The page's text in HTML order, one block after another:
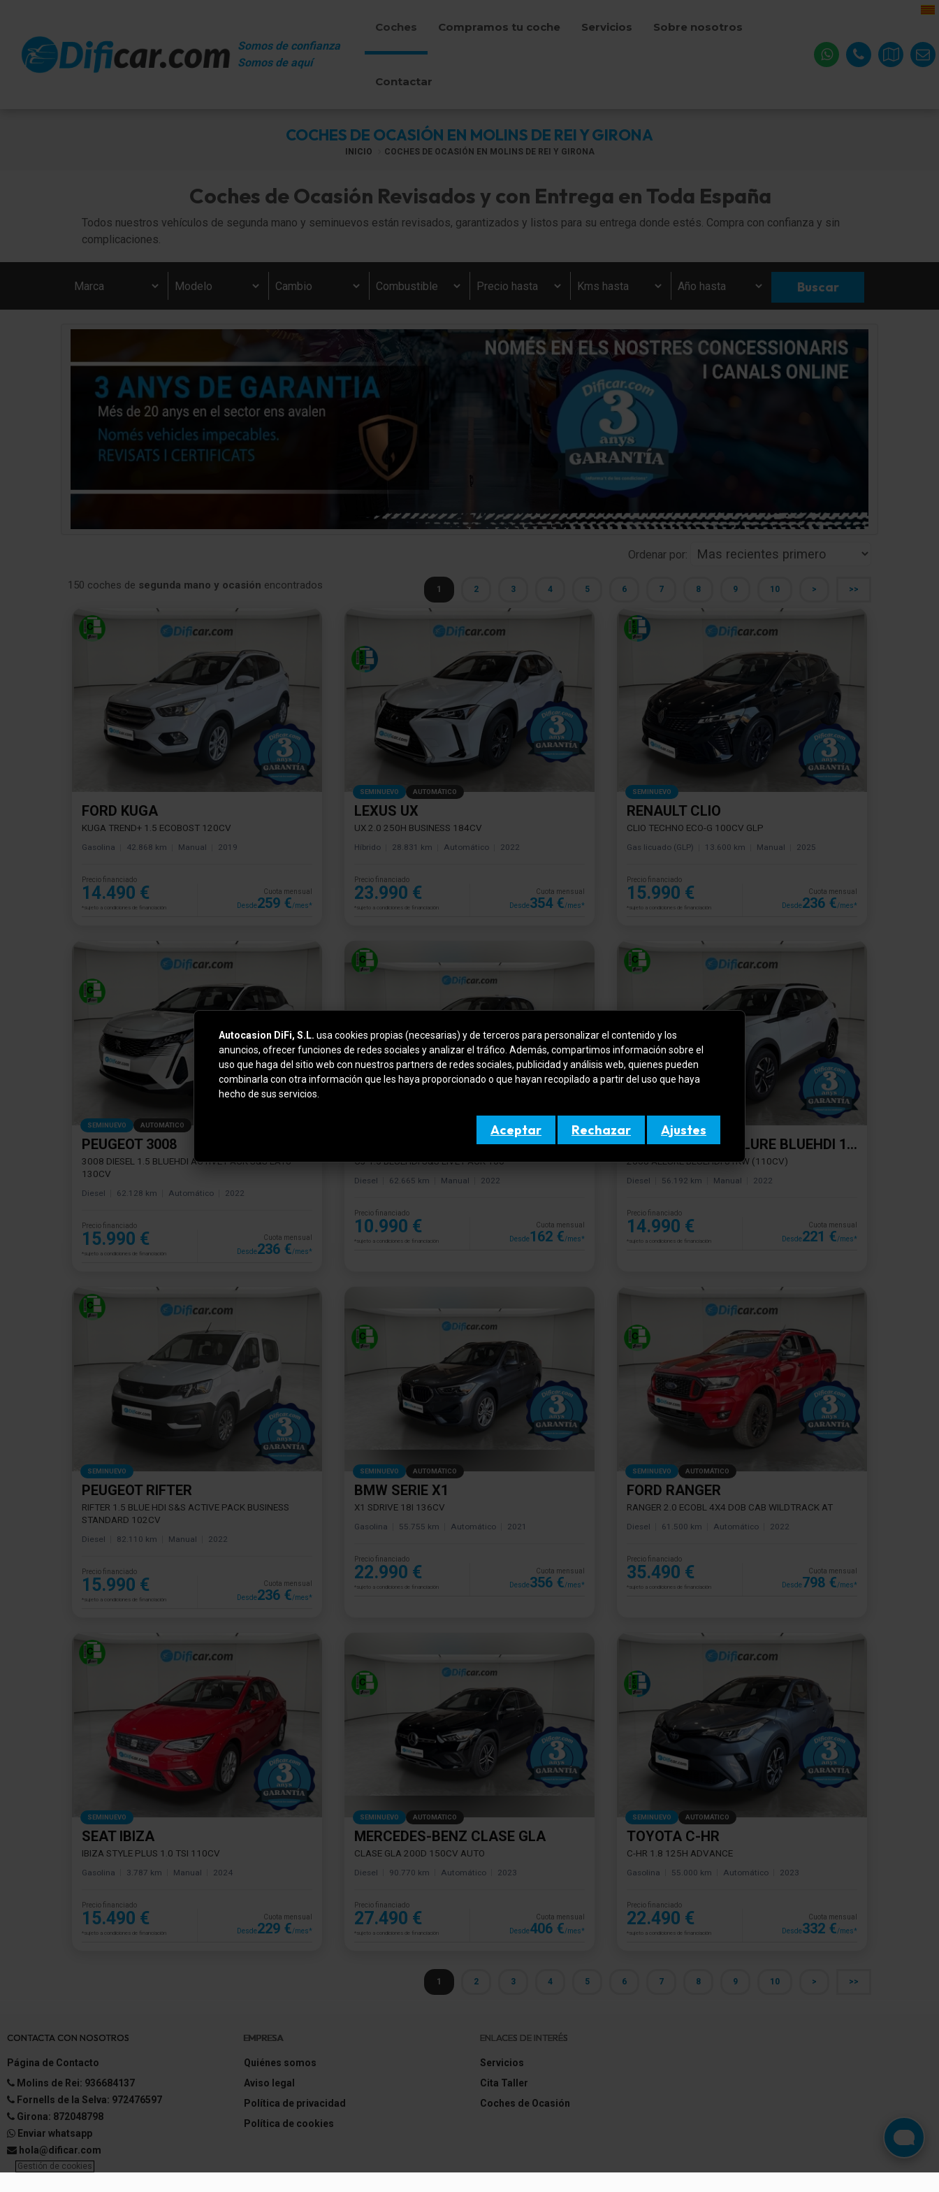
Somos de confianza
Somos de aquí
Coches Compramos tu coche Servicios Sobre nosotros
Contactar
COCHES DE OCASIÓN EN MOLINS DE REI Y GIRONA
INICIO COCHES DE OCASIÓN EN MOLINS DE REI Y GIRONA
Coches de Ocasión Revisados y con Entrega en Toda España
Todos nuestros vehículos de segunda mano y seminuevos están revisados, garantizados y listos para su entrega donde estés. Compra con confianza y sin
complicaciones.
Ordenar por:
150 coches de segunda mano y ocasión encontrados 1 2 3 4 5 6 7 8 9 10 > >>
FORD KUGA
KUGA TREND+ 1.5 ECOBOST 120CV
Gasolina 42.868 km Manual 2019
Precio financiado
14.490 €
*sujeto a condiciones de financiación
Cuota mensual
Desde259 €/mes*
SEMINUEVO AUTOMÁTICO
LEXUS UX
UX 2.0 250H BUSINESS 184CV
Híbrido 28.831 km Automático 2022
Precio financiado
23.990 €
*sujeto a condiciones de financiación
Cuota mensual
Desde354 €/mes*
SEMINUEVO
RENAULT CLIO
CLIO TECHNO ECO-G 100CV GLP
Gas licuado (GLP) 13.600 km Manual 2025
Precio financiado
15.990 €
*sujeto a condiciones de financiación
Cuota mensual
Desde236 €/mes*
SEMINUEVO AUTOMÁTICO
PEUGEOT 3008
3008 DIESEL 1.5 BLUEHDI ACTIVE PACK S&S EAT8
130CV
Diesel 62.128 km Automático 2022
Precio financiado
15.990 €
*sujeto a condiciones de financiación
Cuota mensual
Desde236 €/mes*
C3 1.5 BLUEHDI S&S LIVE PACK 100
Diesel 62.665 km Manual 2022
Precio financiado
10.990 €
*sujeto a condiciones de financiación
Cuota mensual
Desde162 €/mes*
SEMINUEVO
PEUGEOT 2008 ALLURE BLUEHDI 110CV
2008 ALLURE BLUEHDI 81KW (110CV)
Diesel 56.192 km Manual 2022
Precio financiado
14.990 €
*sujeto a condiciones de financiación
Cuota mensual
Desde221 €/mes*
SEMINUEVO
PEUGEOT RIFTER
RIFTER 1.5 BLUE HDI S&S ACTIVE PACK BUSINESS
STANDARD 102CV
Diesel 82.110 km Manual 2022
Precio financiado
15.990 €
*sujeto a condiciones de financiación
Cuota mensual
Desde236 €/mes*
SEMINUEVO AUTOMÁTICO
BMW SERIE X1
X1 SDRIVE 18I 136CV
Gasolina 55.755 km Automático 2021
Precio financiado
22.990 €
*sujeto a condiciones de financiación
Cuota mensual
Desde356 €/mes*
SEMINUEVO AUTOMÁTICO
FORD RANGER
RANGER 2.0 ECOBL 4X4 DOB CAB WILDTRACK AT
Diesel 61.500 km Automático 2022
Precio financiado
35.490 €
*sujeto a condiciones de financiación
Cuota mensual
Desde798 €/mes*
SEMINUEVO
SEAT IBIZA
IBIZA STYLE PLUS 1.0 TSI 110CV
Gasolina 3.787 km Manual 2024
Precio financiado
15.490 €
*sujeto a condiciones de financiación
Cuota mensual
Desde229 €/mes*
SEMINUEVO AUTOMÁTICO
MERCEDES-BENZ CLASE GLA
CLASE GLA 200D 150CV AUTO
Diesel 90.770 km Automático 2023
Precio financiado
27.490 €
*sujeto a condiciones de financiación
Cuota mensual
Desde406 €/mes*
SEMINUEVO AUTOMÁTICO
TOYOTA C-HR
C-HR 1.8 125H ADVANCE
Gasolina 55.000 km Automático 2023
Precio financiado
22.490 €
*sujeto a condiciones de financiación
Cuota mensual
Desde332 €/mes*
1 2 3 4 5 6 7 8 9 10 > >>
CONTACTA CON NOSOTROS
Página de Contacto
Molins de Rei: 936684137
Fornells de la Selva: 972476597
Girona: 872048798
Enviar whatsapp
hola@dificar.com
EMPRESA
Quiénes somos
Aviso legal
Política de privacidad
Política de cookies
ENLACES DE INTERÉS
Servicios
Cita Taller
Coches de Ocasión
Autocasion DiFi, S.L. usa cookies propias (necesarias) y de terceros para personalizar el contenido y los
anuncios, ofrecer funciones de redes sociales y analizar el tráfico. Además, compartimos información sobre el
uso que haga del sitio web con nuestros partners de redes sociales, publicidad y análisis web, quienes pueden
combinarla con otra información que les haya proporcionado o que hayan recopilado a partir del uso que haya
hecho de sus servicios.
Aceptar Rechazar Ajustes
Gestión de cookies